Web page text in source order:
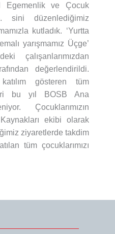
ve Çocuk
sini düzenlediğimiz
kutladık. ‘Yurtta
yarışmamız Üçge’
çalışanlarımızdan
değerlendirildi.
gösteren tüm
bu yıl BOSB Ana
Çocuklarımızın
ekibi olarak
ziyaretlerde takdim
tüm çocuklarımızı